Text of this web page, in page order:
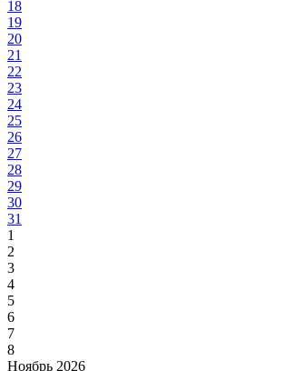
18
19
20
21
22
23
24
25
26
27
28
29
30
31
1
2
3
4
5
6
7
8
Ноябрь 2026